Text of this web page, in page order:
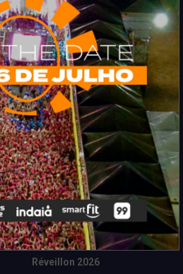
do entretenimento na região de
coberturas exclusivas e muito mais.
Marketing E Negócios
Música
News Tech
Réveillon 2026